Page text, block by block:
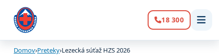
Volanie:
18 300
Domov›Preteky›Lezecká súťaž HZS 2026